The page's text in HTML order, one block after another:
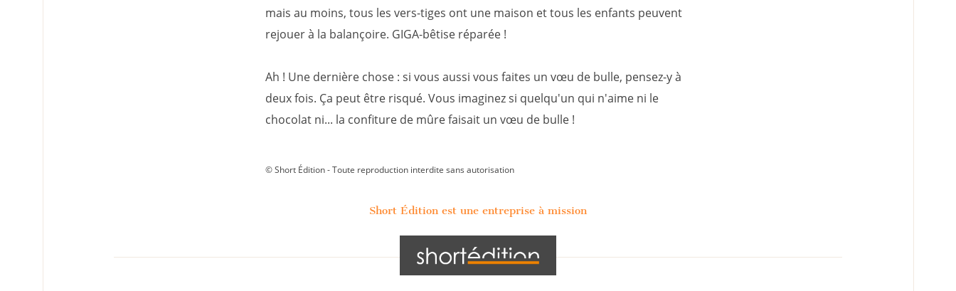
mais au moins, tous les vers-tiges ont une maison et tous les enfants peuvent
rejouer à la balançoire. GIGA-bêtise réparée !
Ah ! Une dernière chose : si vous aussi vous faites un vœu de bulle, pensez-y à
deux fois. Ça peut être risqué. Vous imaginez si quelqu'un qui n'aime ni le
chocolat ni... la confiture de mûre faisait un vœu de bulle !
© Short Édition - Toute reproduction interdite sans autorisation
Short Édition est une entreprise à mission